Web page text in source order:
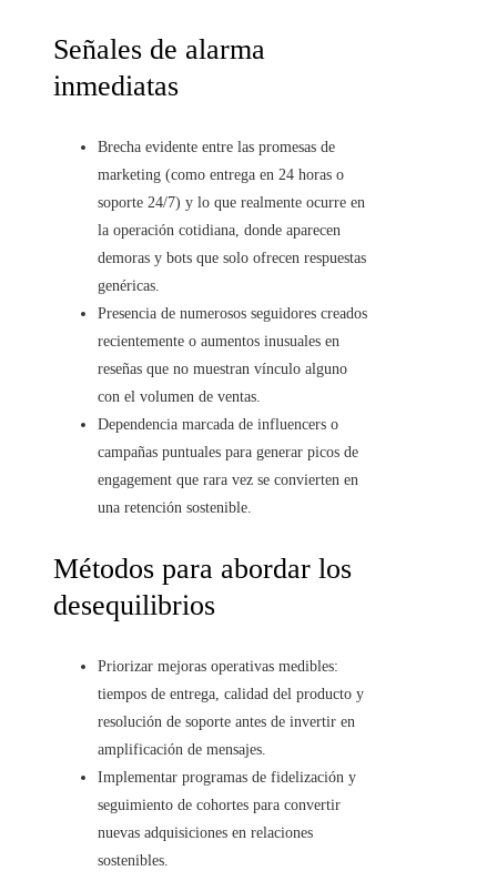
Señales de alarma
inmediatas
Brecha evidente entre las promesas de
marketing (como entrega en 24 horas o
soporte 24/7) y lo que realmente ocurre en
la operación cotidiana, donde aparecen
demoras y bots que solo ofrecen respuestas
genéricas.
Presencia de numerosos seguidores creados
recientemente o aumentos inusuales en
reseñas que no muestran vínculo alguno
con el volumen de ventas.
Dependencia marcada de influencers o
campañas puntuales para generar picos de
engagement que rara vez se convierten en
una retención sostenible.
Métodos para abordar los
desequilibrios
Priorizar mejoras operativas medibles:
tiempos de entrega, calidad del producto y
resolución de soporte antes de invertir en
amplificación de mensajes.
Implementar programas de fidelización y
seguimiento de cohortes para convertir
nuevas adquisiciones en relaciones
sostenibles.